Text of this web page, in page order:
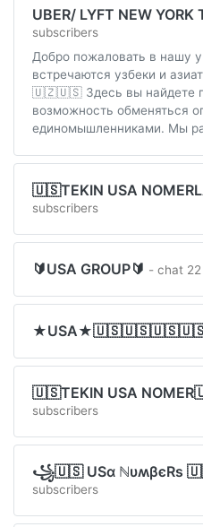
UBER/ LYFT NEW YORK
subscribers
Добро пожаловать в нашу
встречаются узбеки и
🇺🇿🇺🇸 Здесь вы найдете
возможность обменяться
единомышленниками. Мы
🇺🇸TEKIN USA
subscribers
🔰USA GROUP🔰 - chat
🇺🇸TEKIN USA
subscribers
꧁🇺🇸 USα ℕυʍβєRѕ
subscribers